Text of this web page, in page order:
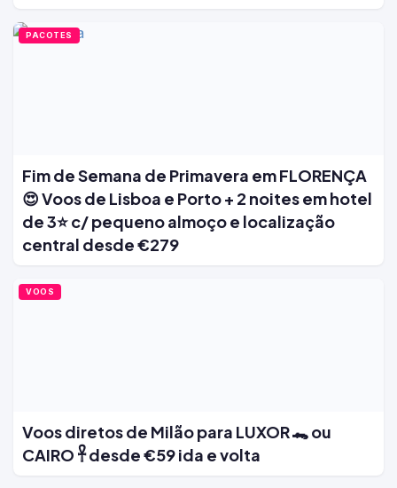
PACOTES
Fim de Semana de Primavera em FLORENÇA
😍 Voos de Lisboa e Porto + 2 noites em hotel
de 3⭐ c/ pequeno almoço e localização
central desde €279
VOOS
Voos diretos de Milão para LUXOR 🐊 ou
CAIRO 𓋹 desde €59 ida e volta